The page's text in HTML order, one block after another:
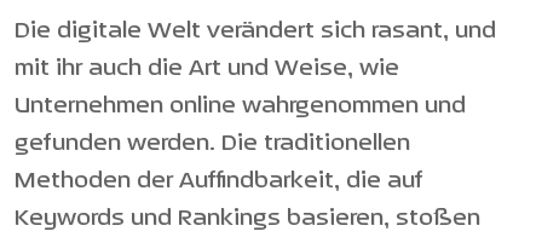
Die digitale Welt verändert sich rasant, und
mit ihr auch die Art und Weise, wie
Unternehmen online wahrgenommen und
gefunden werden. Die traditionellen
Methoden der Auffindbarkeit, die auf
Keywords und Rankings basieren, stoßen